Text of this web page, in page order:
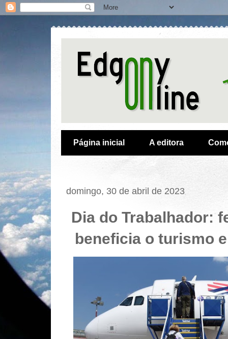
Página inicial A editora
domingo, 30 de abril de 2023
Dia do Trabalhador:
beneficia o turismo